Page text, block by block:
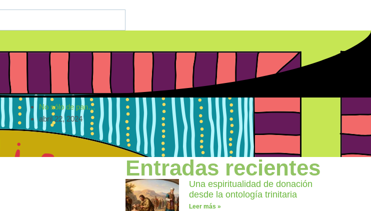
No sólo de pan…
abril 22, 2024
Entradas recientes
Una espiritualidad de donación
desde la ontología trinitaria
Leer más »